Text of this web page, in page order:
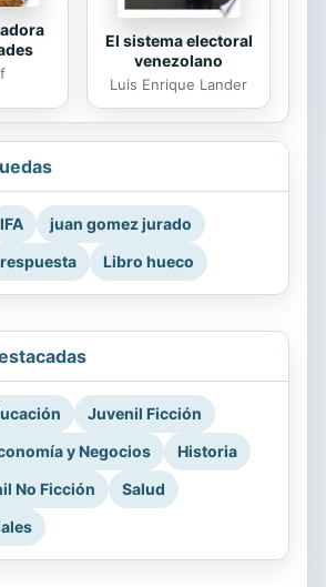
El sistema electoral
venezolano
Luis Enrique Lander
IFA
juan gomez jurado
Libro hueco
Juvenil Ficción
y Negocios
Historia
No Ficción
Salud